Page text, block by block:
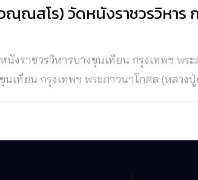
ณฺณสโร) วัดหนังราชวรวิหาร
ศล (หลวงปู่เอี่ยม สุวณฺณสโร)